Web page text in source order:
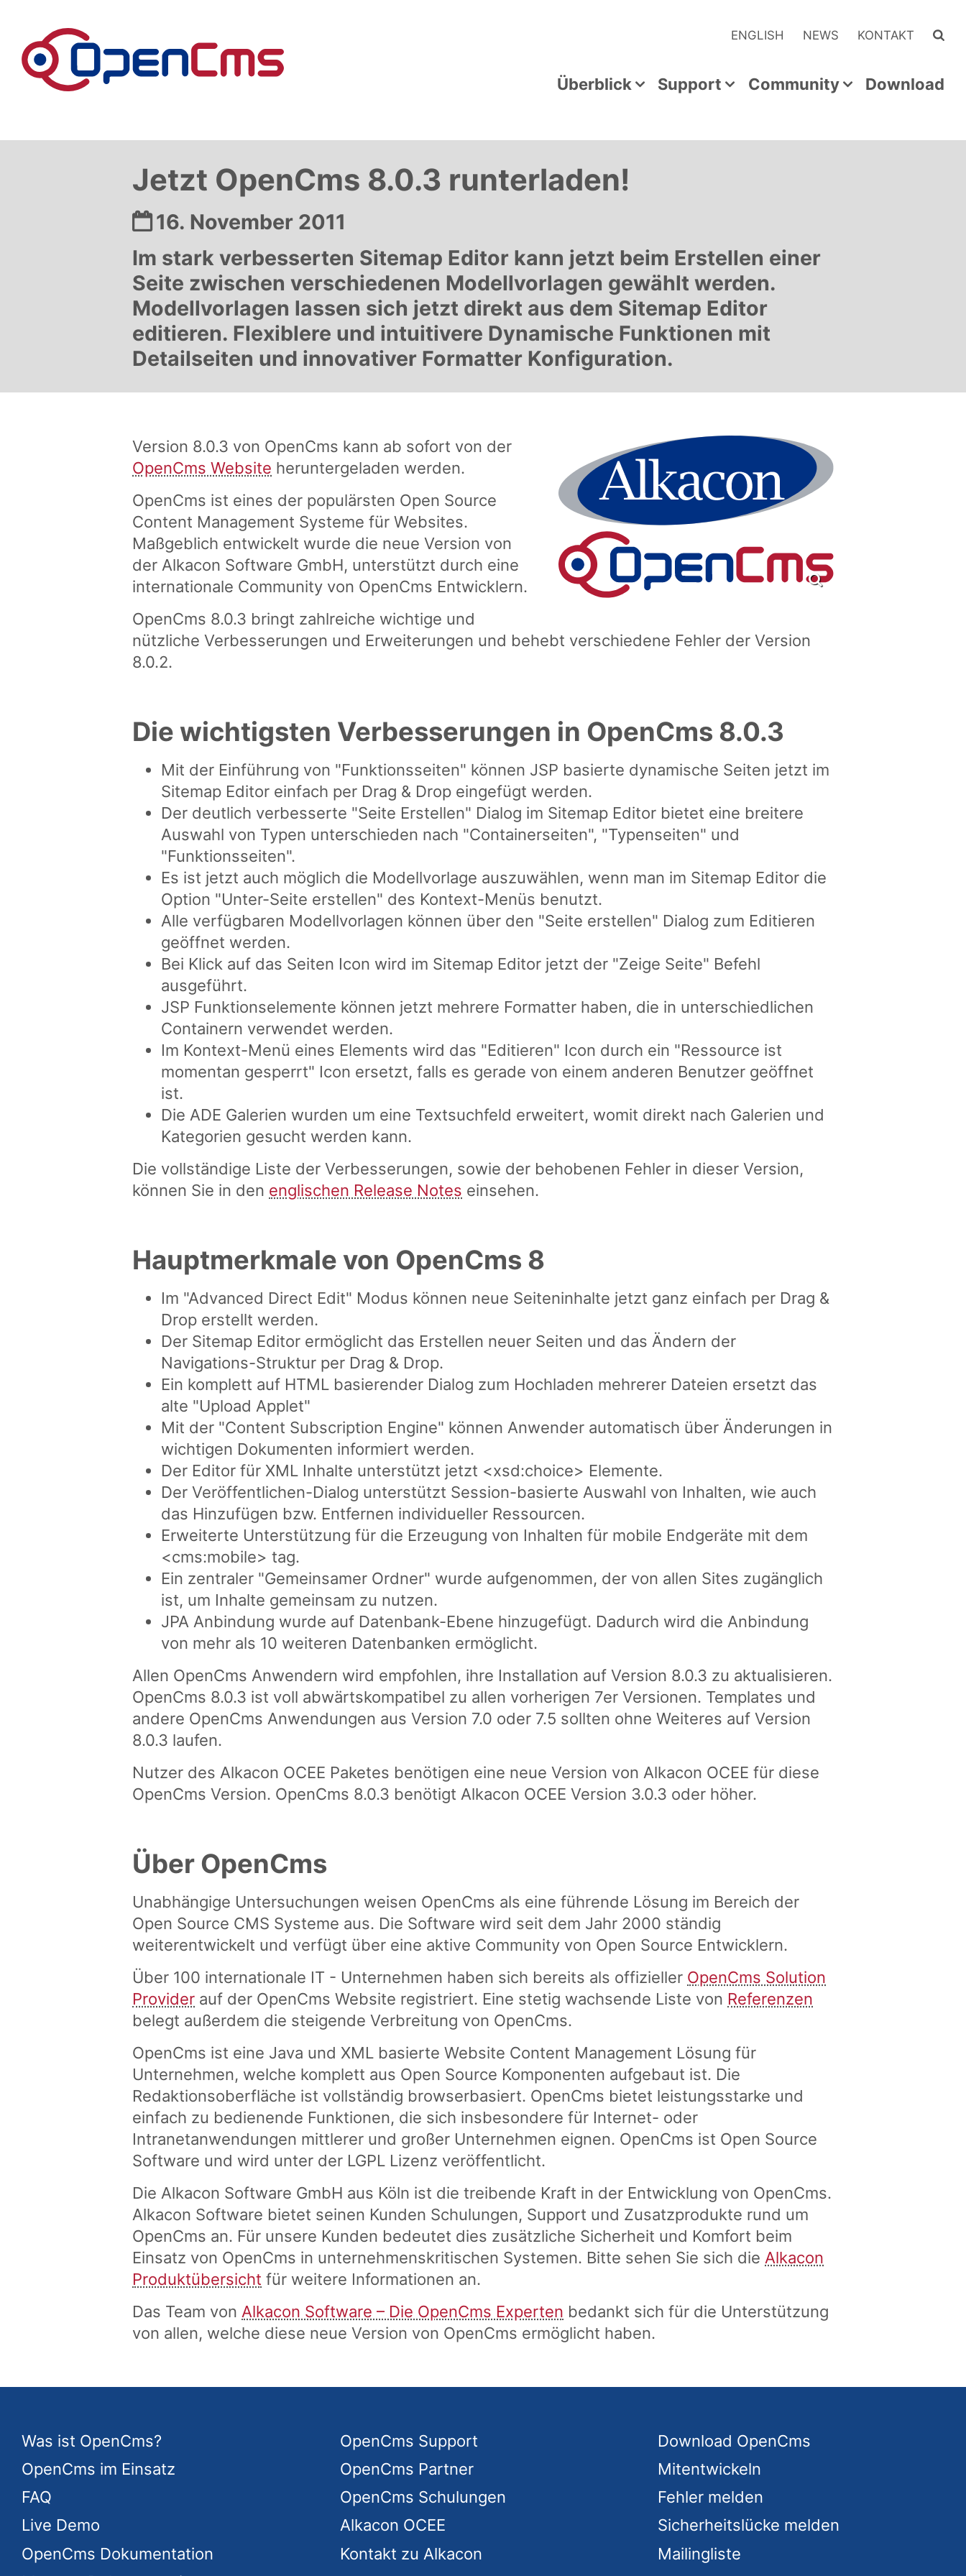
ENGLISH NEWS KONTAKT
Überblick Support Community Download
Jetzt OpenCms 8.0.3 runterladen!
Datum:
16. November 2011
Im stark verbesserten Sitemap Editor kann jetzt beim Erstellen einer
Seite zwischen verschiedenen Modellvorlagen gewählt werden.
Modellvorlagen lassen sich jetzt direkt aus dem Sitemap Editor
editieren. Flexiblere und intuitivere Dynamische Funktionen mit
Detailseiten und innovativer Formatter Konfiguration.
Version 8.0.3 von OpenCms kann ab sofort von der
OpenCms Website heruntergeladen werden.
OpenCms ist eines der populärsten Open Source
Content Management Systeme für Websites.
Maßgeblich entwickelt wurde die neue Version von
der Alkacon Software GmbH, unterstützt durch eine
internationale Community von OpenCms Entwicklern.
OpenCms 8.0.3 bringt zahlreiche wichtige und
nützliche Verbesserungen und Erweiterungen und behebt verschiedene Fehler der Version
8.0.2.
Die wichtigsten Verbesserungen in OpenCms 8.0.3
Mit der Einführung von "Funktionsseiten" können JSP basierte dynamische Seiten jetzt im
Sitemap Editor einfach per Drag & Drop eingefügt werden.
Der deutlich verbesserte "Seite Erstellen" Dialog im Sitemap Editor bietet eine breitere
Auswahl von Typen unterschieden nach "Containerseiten", "Typenseiten" und
"Funktionsseiten".
Es ist jetzt auch möglich die Modellvorlage auszuwählen, wenn man im Sitemap Editor die
Option "Unter-Seite erstellen" des Kontext-Menüs benutzt.
Alle verfügbaren Modellvorlagen können über den "Seite erstellen" Dialog zum Editieren
geöffnet werden.
Bei Klick auf das Seiten Icon wird im Sitemap Editor jetzt der "Zeige Seite" Befehl
ausgeführt.
JSP Funktionselemente können jetzt mehrere Formatter haben, die in unterschiedlichen
Containern verwendet werden.
Im Kontext-Menü eines Elements wird das "Editieren" Icon durch ein "Ressource ist
momentan gesperrt" Icon ersetzt, falls es gerade von einem anderen Benutzer geöffnet
ist.
Die ADE Galerien wurden um eine Textsuchfeld erweitert, womit direkt nach Galerien und
Kategorien gesucht werden kann.
Die vollständige Liste der Verbesserungen, sowie der behobenen Fehler in dieser Version,
können Sie in den englischen Release Notes einsehen.
Hauptmerkmale von OpenCms 8
Im "Advanced Direct Edit" Modus können neue Seiteninhalte jetzt ganz einfach per Drag &
Drop erstellt werden.
Der Sitemap Editor ermöglicht das Erstellen neuer Seiten und das Ändern der
Navigations-Struktur per Drag & Drop.
Ein komplett auf HTML basierender Dialog zum Hochladen mehrerer Dateien ersetzt das
alte "Upload Applet"
Mit der "Content Subscription Engine" können Anwender automatisch über Änderungen in
wichtigen Dokumenten informiert werden.
Der Editor für XML Inhalte unterstützt jetzt <xsd:choice> Elemente.
Der Veröffentlichen-Dialog unterstützt Session-basierte Auswahl von Inhalten, wie auch
das Hinzufügen bzw. Entfernen individueller Ressourcen.
Erweiterte Unterstützung für die Erzeugung von Inhalten für mobile Endgeräte mit dem
<cms:mobile> tag.
Ein zentraler "Gemeinsamer Ordner" wurde aufgenommen, der von allen Sites zugänglich
ist, um Inhalte gemeinsam zu nutzen.
JPA Anbindung wurde auf Datenbank-Ebene hinzugefügt. Dadurch wird die Anbindung
von mehr als 10 weiteren Datenbanken ermöglicht.
Allen OpenCms Anwendern wird empfohlen, ihre Installation auf Version 8.0.3 zu aktualisieren.
OpenCms 8.0.3 ist voll abwärtskompatibel zu allen vorherigen 7er Versionen. Templates und
andere OpenCms Anwendungen aus Version 7.0 oder 7.5 sollten ohne Weiteres auf Version
8.0.3 laufen.
Nutzer des Alkacon OCEE Paketes benötigen eine neue Version von Alkacon OCEE für diese
OpenCms Version. OpenCms 8.0.3 benötigt Alkacon OCEE Version 3.0.3 oder höher.
Über OpenCms
Unabhängige Untersuchungen weisen OpenCms als eine führende Lösung im Bereich der
Open Source CMS Systeme aus. Die Software wird seit dem Jahr 2000 ständig
weiterentwickelt und verfügt über eine aktive Community von Open Source Entwicklern.
Über 100 internationale IT - Unternehmen haben sich bereits als offizieller OpenCms Solution
Provider auf der OpenCms Website registriert. Eine stetig wachsende Liste von Referenzen
belegt außerdem die steigende Verbreitung von OpenCms.
OpenCms ist eine Java und XML basierte Website Content Management Lösung für
Unternehmen, welche komplett aus Open Source Komponenten aufgebaut ist. Die
Redaktionsoberfläche ist vollständig browserbasiert. OpenCms bietet leistungsstarke und
einfach zu bedienende Funktionen, die sich insbesondere für Internet- oder
Intranetanwendungen mittlerer und großer Unternehmen eignen. OpenCms ist Open Source
Software und wird unter der LGPL Lizenz veröffentlicht.
Die Alkacon Software GmbH aus Köln ist die treibende Kraft in der Entwicklung von OpenCms.
Alkacon Software bietet seinen Kunden Schulungen, Support und Zusatzprodukte rund um
OpenCms an. Für unsere Kunden bedeutet dies zusätzliche Sicherheit und Komfort beim
Einsatz von OpenCms in unternehmenskritischen Systemen. Bitte sehen Sie sich die Alkacon
Produktübersicht für weitere Informationen an.
Das Team von Alkacon Software – Die OpenCms Experten bedankt sich für die Unterstützung
von allen, welche diese neue Version von OpenCms ermöglicht haben.
Was ist OpenCms?
OpenCms im Einsatz
FAQ
Live Demo
OpenCms Dokumentation
OpenCms Support
OpenCms Partner
OpenCms Schulungen
Alkacon OCEE
Kontakt zu Alkacon
Download OpenCms
Mitentwickeln
Fehler melden
Sicherheitslücke melden
Mailingliste